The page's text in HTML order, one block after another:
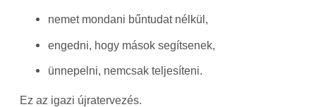
nemet mondani bűntudat nélkül,
engedni, hogy mások segítsenek,
ünnepelni, nemcsak teljesíteni.
Ez az igazi újratervezés.